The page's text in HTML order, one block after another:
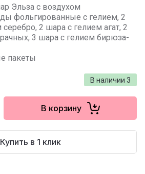
Эльза с воздухом
фольгированные с гелием, 2
2 шара с гелием агат, 2
3 шара с гелием бирюза-
пакеты
В наличии 3
В корзину
Купить в 1 клик